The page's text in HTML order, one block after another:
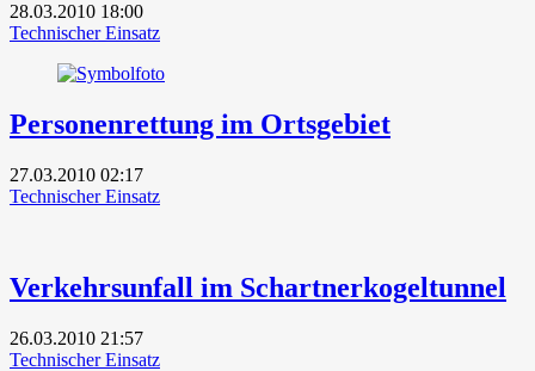
28.03.2010 18:00
Technischer Einsatz
Personenrettung im Ortsgebiet
27.03.2010 02:17
Technischer Einsatz
Verkehrsunfall im Schartnerkogeltunnel
26.03.2010 21:57
Technischer Einsatz